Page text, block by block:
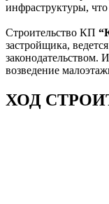
инфраструктуры,
Строительство КП
застройщика,
законодательством.
возведение
ХОД